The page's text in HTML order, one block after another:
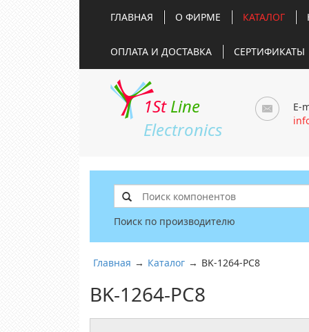
ГЛАВНАЯ О ФИРМЕ КАТАЛОГ
ОПЛАТА И ДОСТАВКА СЕРТИФИКАТЫ
1St Line
Electronics
E-
Поиск по производителю
Главная → Каталог → BK-1264-PC8
BK-1264-PC8